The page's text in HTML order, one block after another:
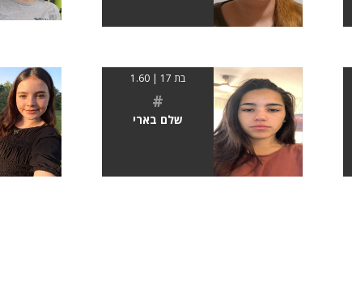
בת 17 | 1.60
#
שלם בארי